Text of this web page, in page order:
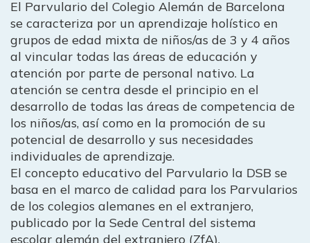
El Parvulario del Colegio Alemán de Barcelona
se caracteriza por un aprendizaje holístico en
grupos de edad mixta de niños/as de 3 y 4 años
al vincular todas las áreas de educación y
atención por parte de personal nativo. La
atención se centra desde el principio en el
desarrollo de todas las áreas de competencia de
los niños/as, así como en la promoción de su
potencial de desarrollo y sus necesidades
individuales de aprendizaje.
El concepto educativo del Parvulario la DSB se
basa en el marco de calidad para los Parvularios
de los colegios alemanes en el extranjero,
publicado por la Sede Central del sistema
escolar alemán del extranjero (ZfA).